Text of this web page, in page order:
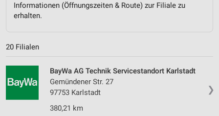
Informationen (Öffnungszeiten & Route) zur Filiale zu
erhalten.
20 Filialen
❯
BayWa AG Technik Servicestandort Karlstadt
Gemündener Str. 27
97753 Karlstadt
380,21 km